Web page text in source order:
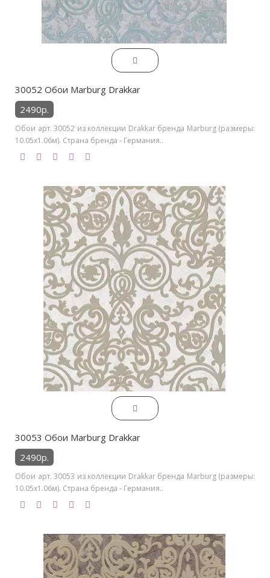
30052 Обои Marburg Drakkar
2490р.
Обои арт. 30052 из коллекции Drakkar бренда Marburg (размеры:
10.05х1.06м). Страна бренда - Германия..
30053 Обои Marburg Drakkar
2490р.
Обои арт. 30053 из коллекции Drakkar бренда Marburg (размеры:
10.05х1.06м). Страна бренда - Германия..